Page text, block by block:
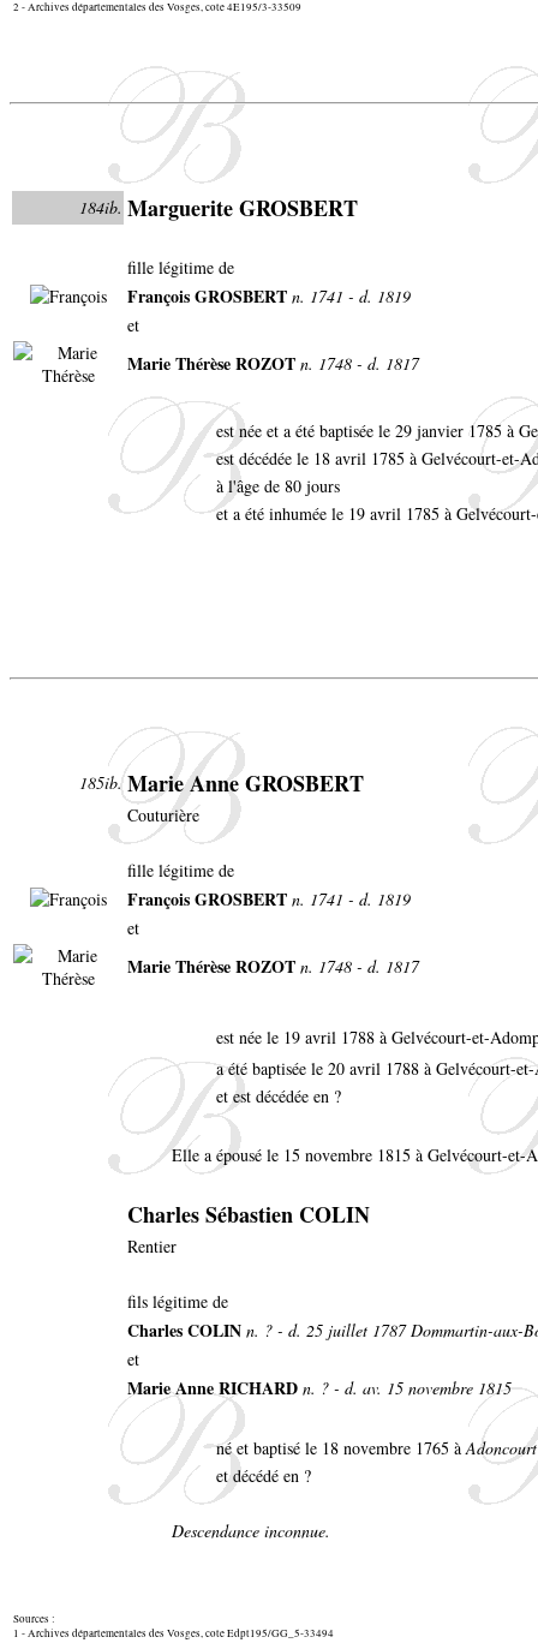
2 - Archives départementales des Vosges, cote 4E195/3-33509
184ib. Marguerite GROSBERT
fille légitime de
François GROSBERT n. 1741 - d. 1819
et
Marie Thérèse ROZOT n. 1748 - d. 1817
est née et a été baptisée le 29 janvier 1785 à
est décédée le 18 avril 1785 à Gelvécourt-et-
à l'âge de 80 jours
et a été inhumée le 19 avril 1785 à
185ib. Marie Anne GROSBERT
Couturière
fille légitime de
François GROSBERT n. 1741 - d. 1819
et
Marie Thérèse ROZOT n. 1748 - d. 1817
est née le 19 avril 1788 à Gelvécourt-et-
a été baptisée le 20 avril 1788 à Gelvécourt-
et est décédée en ?
Elle a épousé le 15 novembre 1815 à Gelvécourt-
Charles Sébastien COLIN
Rentier
fils légitime de
Charles COLIN n. ? - d. 25 juillet 1787 Dommartin-aux-
et
Marie Anne RICHARD n. ? - d. av. 15 novembre 1815
né et baptisé le 18 novembre 1765 à Adoncourt
et décédé en ?
Descendance inconnue.
Sources :
1 - Archives départementales des Vosges, cote Edpt195/GG_5-33494